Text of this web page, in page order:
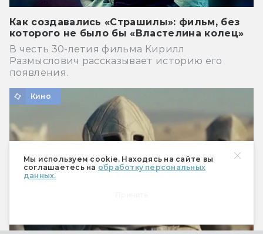
Мы используем cookie. Находясь на сайте вы
соглашаетесь на обработку персональных
данных.
Как создавались «Страшилы»: фильм, без
которого не было бы «Властелина колец»
В честь 30-летия фильма Кирилл
Размыслович рассказывает историю его
появления.
Кино